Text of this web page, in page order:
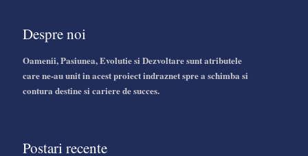
Despre noi
Oamenii, Pasiunea, Evolutie si Dezvoltare sunt atributele
care ne-au unit in acest proiect indraznet spre a schimba si
contura destine si cariere de succes.
Postari recente